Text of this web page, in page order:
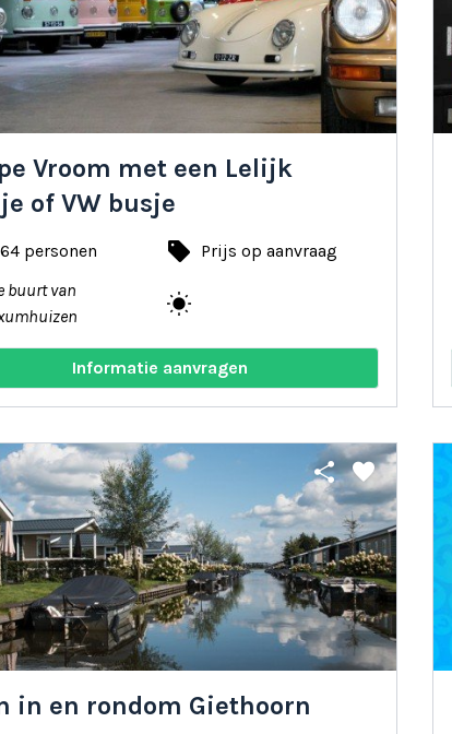
Vroom met een Lelijk
of VW busje
personen local_offer Prijs op aanvraag
buurt van
wb_sunny
Informatie aanvragen
share favorite
in en rondom Giethoorn